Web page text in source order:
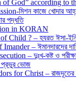
of God” according to
মিশন কাজে খোদার
পদ্ধতি
in KORAN
Child ? – হযরত ঈসা-
– ঈমানদারদের
– দুঃখ-কষ্ট ও
ভোজ
for Christ – রাজদূতের